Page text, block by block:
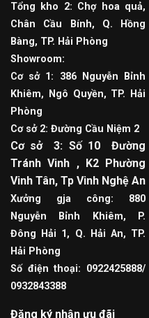
Tổng kho 2: Chợ hoa quả,
Chân Cầu Bính, Q. Hồng
Bàng, TP. Hải Phòng
Showroom:
Cơ sở 1: 386 Nguyễn Bỉnh
Khiêm, Ngô Quyền, TP. Hải
Phòng
Cơ sở 2: Đường Cầu Niệm 2
Cơ sở 3: Số 10 Đường
Tránh Vinh , K2 Phường
Vinh Tân, Tp Vinh Nghệ An
Xưởng gja công: 880
Nguyễn Bỉnh Khiêm, P.
Đông Hải 1, Q. Hải An, TP.
Hải Phòng
Số điện thoại: 0922425888/
0932843388
Đăng ký nhận ưu đãi